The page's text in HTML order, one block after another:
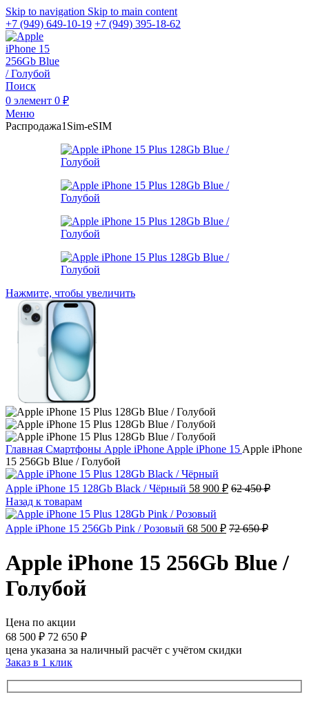
Skip to navigation Skip to main content
+7 (949) 649-10-19 +7 (949) 395-18-62
Поиск
0 элемент 0 ₽
Меню
Распродажа1Sim-eSIM
Нажмите, чтобы увеличить
Главная Смартфоны Apple iPhone Apple iPhone 15 Apple iPhone
15 256Gb Blue / Голубой
Apple iPhone 15 128Gb Black / Чёрный 58 900 ₽ 62 450₽
Назад к товарам
Apple iPhone 15 256Gb Pink / Розовый 68 500 ₽ 72 650₽
Apple iPhone 15 256Gb Blue /
Голубой
Цена по акции
68 500 ₽ 72 650 ₽
цена указана за наличный расчёт с учётом скидки
Заказ в 1 клик